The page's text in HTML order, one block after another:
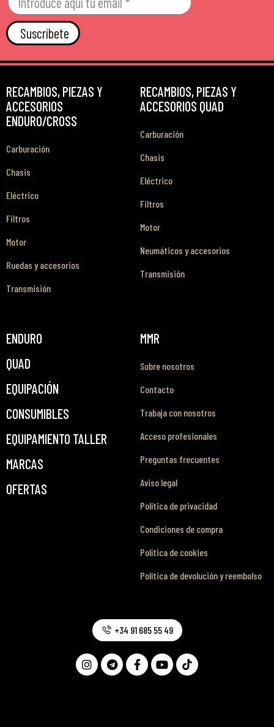
Suscríbete
RECAMBIOS, PIEZAS Y
ACCESORIOS
ENDURO/CROSS
Carburación
Chasis
Eléctrico
Filtros
Motor
Ruedas y accesorios
Transmisión
RECAMBIOS, PIEZAS Y
ACCESORIOS QUAD
Carburación
Chasis
Eléctrico
Filtros
Motor
Neumáticos y accesorios
Transmisión
ENDURO
QUAD
EQUIPACIÓN
CONSUMIBLES
EQUIPAMIENTO TALLER
MARCAS
OFERTAS
MMR
Sobre nosotros
Contacto
Trabaja con nosotros
Acceso profesionales
Preguntas frecuentes
Aviso legal
Política de privacidad
Condiciones de compra
Política de cookies
Política de devolución y reembolso
+34 91 685 55 49